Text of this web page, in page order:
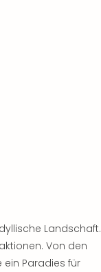
Landschaft.
Von den
ein Paradies für